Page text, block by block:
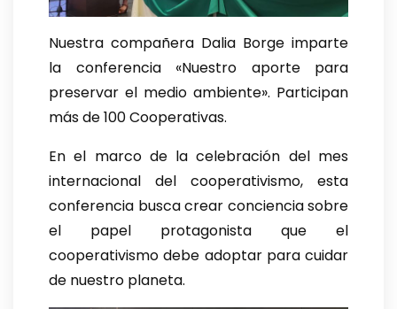
Nuestra compañera Dalia Borge imparte
la conferencia «Nuestro aporte para
preservar el medio ambiente». Participan
más de 100 Cooperativas.
En el marco de la celebración del mes
internacional del cooperativismo, esta
conferencia busca crear conciencia sobre
el papel protagonista que el
cooperativismo debe adoptar para cuidar
de nuestro planeta.